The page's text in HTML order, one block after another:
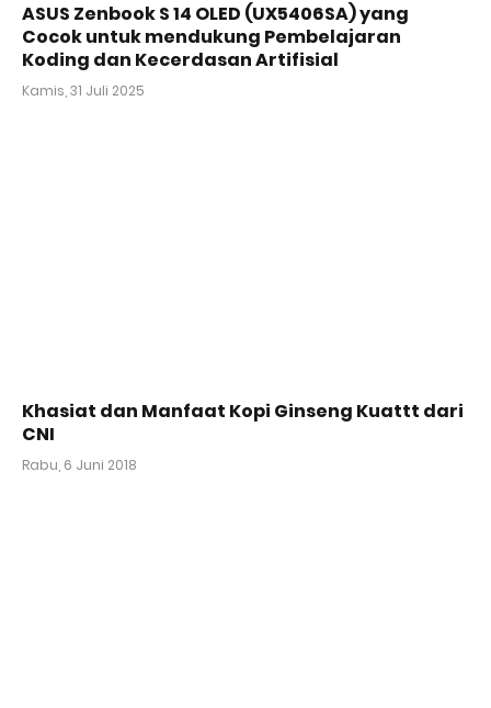
ASUS Zenbook S 14 OLED (UX5406SA) yang
Cocok untuk mendukung Pembelajaran
Koding dan Kecerdasan Artifisial
Kamis, 31 Juli 2025
Khasiat dan Manfaat Kopi Ginseng Kuattt dari
CNI
Rabu, 6 Juni 2018